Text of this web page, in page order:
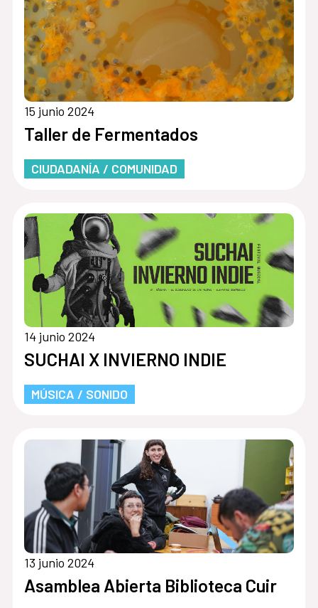
15 junio 2024
Taller de Fermentados
CIUDADANÍA / COMUNIDAD
14 junio 2024
SUCHAI X INVIERNO INDIE
MÚSICA / SONIDO
13 junio 2024
Asamblea Abierta Biblioteca Cuir